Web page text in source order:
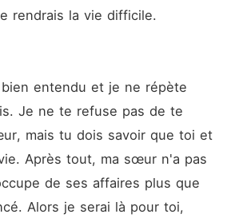
rendrais la vie difficile.
Je ne te refuse pas de te
mais tu dois savoir que toi et
Après tout, ma sœur n'a pas
de ses affaires plus que
Alors je serai là pour toi,